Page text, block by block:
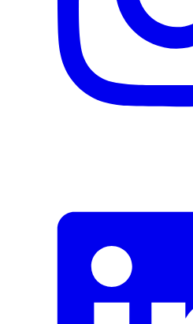
E-Mail-Adresse (optional)
Formular schliessen
Falsche Daten melden